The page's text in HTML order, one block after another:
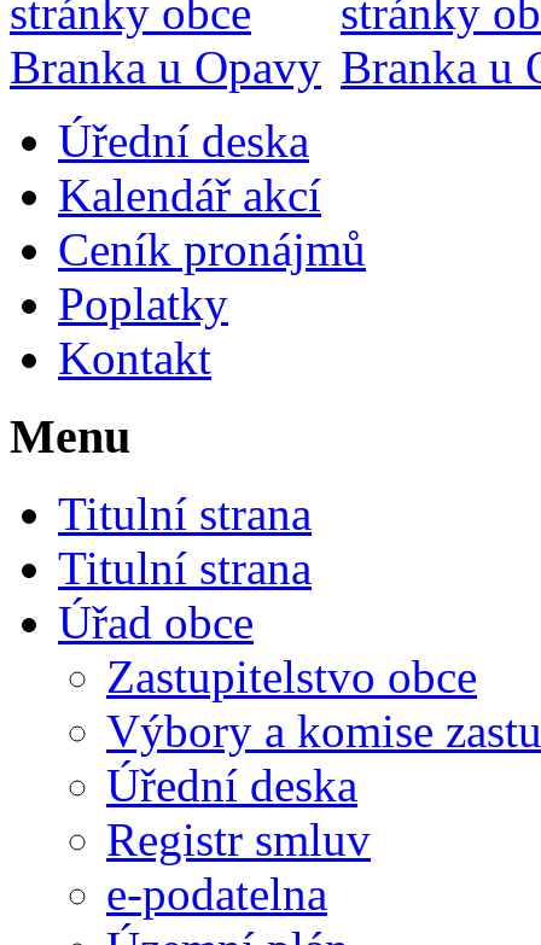
Úřední deska
Kalendář akcí
Ceník pronájmů
Poplatky
Kontakt
Menu
Titulní strana
Titulní strana
Úřad obce
Zastupitelstvo obce
Výbory a komise
Úřední deska
Registr smluv
e-podatelna